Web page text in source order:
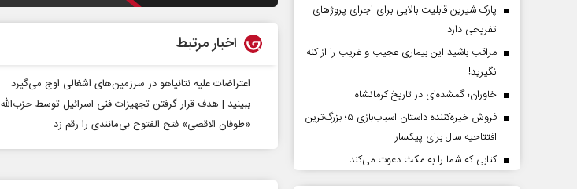
اخبار مرتبط
اعتراضات علیه نتانیاهو در سرزمین‌های اشغالی اوج می‌گیرد
ببینید | هدف قرار گرفتن تجهیزات فنی اسرائیل توسط حزب‌الله
«طوفان الاقصی» فتح الفتوح بی‌مانندی را رقم زد
پارک شیرین قابلیت‌ بالایی برای اجرای پروژهای
تفریحی دارد
مراقب باشید این بیماری عجیب و غریب را از کنه
نگیرید!
خاوران؛ گمشده‌ای در تاریخ کرمانشاه
فروش خیره‌کننده داستان اسباب‌بازی ۵؛ بزرگ‌ترین
افتتاحیه سال برای پیکسار
کتابی که شما را به مکث دعوت می‌کند
تهدیدات کوتاه‏‌مدت و
خلاف واقع آمریکا
تحلیلگر مسائل سیاسی
اربعین نماد مقاومت در برابر
رحمت‌الله نوروزی - عضو کمیسیون اجتماعی
مجلس
از باتلاق انرژی تا بن‌بست ترامپ
رضا سپهوند - سخنگوی کمیسیون انرژی مجلس